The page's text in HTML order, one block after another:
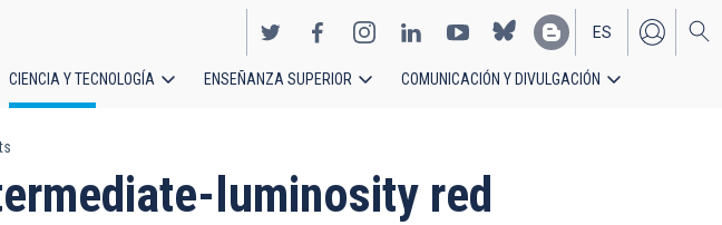
EN
ES
CIENCIA Y TECNOLOGÍA ENSEÑANZA SUPERIOR COMUNICACIÓN Y DIVULGACIÓN
luminosity red